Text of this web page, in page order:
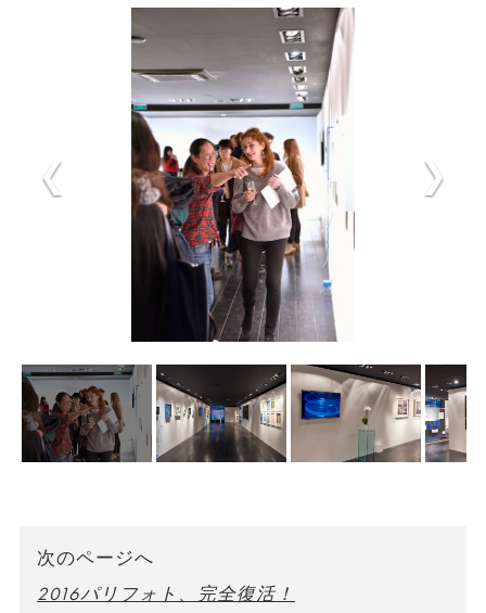
次のページへ
2016パリフォト、完全復活！